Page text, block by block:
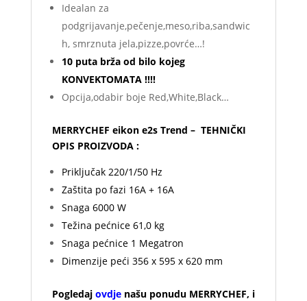
Idealan za
podgrijavanje,pečenje,meso,riba,sandwic
h, smrznuta jela,pizze,povrće…!
10 puta brža od bilo kojeg
KONVEKTOMATA !!!!
Opcija,odabir boje Red,White,Black…
MERRYCHEF eikon e2s Trend – TEHNIČKI
OPIS PROIZVODA :
Priključak 220/1/50 Hz
Zaštita po fazi 16A + 16A
Snaga 6000 W
Težina pećnice 61,0 kg
Snaga pećnice 1 Megatron
Dimenzije peći 356 x 595 x 620 mm
Pogledaj ovdjenašu ponudu MERRYCHEF, i